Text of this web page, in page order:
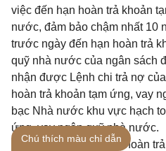
việc đến hạn hoàn trả khoản
nước, đảm bảo chậm nhất 10
trước ngày đến hạn hoàn trả
quỹ nhà nước của ngân sách
nhận được Lệnh chi trả nợ
hoàn trả khoản tạm ứng, vay
bạc Nhà nước khu vực hạch
ứng, vay ngân quỹ nhà nước.
Trường hợp đến ngày hoàn
Chú thích màu chỉ dẫn